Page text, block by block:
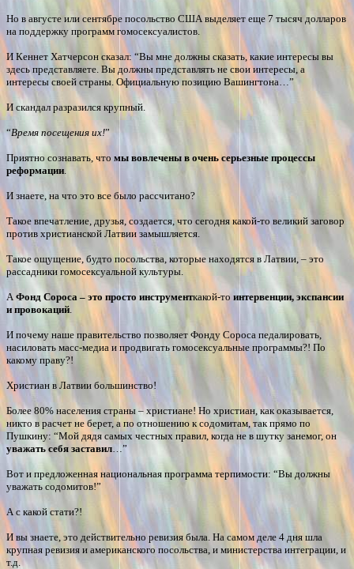
Но в августе или сентябре посольство США выделяет еще 7 тысяч долларов
на поддержку программ гомосексуалистов.
И Кеннет Хатчерсон сказал: “Вы мне должны сказать, какие интересы вы
здесь представляете. Вы должны представлять не свои интересы, а
интересы своей страны. Официальную позицию Вашингтона…”
И скандал разразился крупный.
“Время посещения их!”
Приятно сознавать, что мы вовлечены в очень серьезные процессы
реформации
И знаете, на что это все было рассчитано?
Такое впечатление, друзья, создается, что сегодня какой-то великий заговор
против христианской Латвии замышляется.
Такое ощущение, будто посольства, которые находятся в Латвии, – это
рассадники гомосексуальной культуры.
А Фонд Сороса – это просто инструменткакой-то интервенции, экспансии
и провокаций
И почему наше правительство позволяет Фонду Сороса педалировать,
насиловать масс-медиа и продвигать гомосексуальные программы?! По
какому праву?!
Христиан в Латвии большинство!
Более 80% населения страны – христиане! Но христиан, как оказывается,
никто в расчет не берет, а по отношению к содомитам, так прямо по
Пушкину: “Мой дядя самых честных правил, когда не в шутку занемог, он
уважать себя заставил …”
Вот и предложенная национальная программа терпимости: “Вы должны
уважать содомитов!”
А с какой стати?!
И вы знаете, это действительно ревизия была. На самом деле 4 дня шла
крупная ревизия и американского посольства, и министерства интеграции, и
т.д.